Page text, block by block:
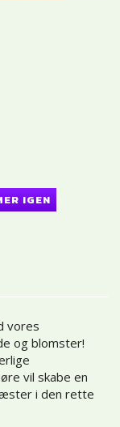
IGEN
vores
og blomster!
vil skabe en
i den rette